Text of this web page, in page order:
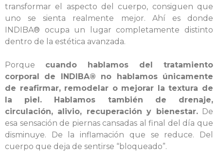
transformar el aspecto del cuerpo, consiguen que
uno se sienta realmente mejor. Ahí es donde
INDIBA® ocupa un lugar completamente distinto
dentro de la estética avanzada.
Porque cuando hablamos del tratamiento
corporal de INDIBA® no hablamos únicamente
de reafirmar, remodelar o mejorar la textura de
la piel. Hablamos también de drenaje,
circulación, alivio, recuperación y bienestar.De
esa sensación de piernas cansadas al final del día que
disminuye. De la inflamación que se reduce. Del
cuerpo que deja de sentirse “bloqueado”.